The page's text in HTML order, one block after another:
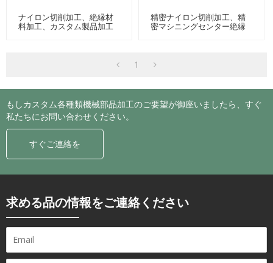
ナイロン切削加工、絶縁材
料加工、カスタム製品加工
精密ナイロン切削加工、精
密マシニングセンター絶縁
1
もしカスタム各種類機械部品加工のご要望が御座いましたら、すぐ
私たちにお問い合わせください。
すぐご連絡を
求める品の情報をご連絡ください